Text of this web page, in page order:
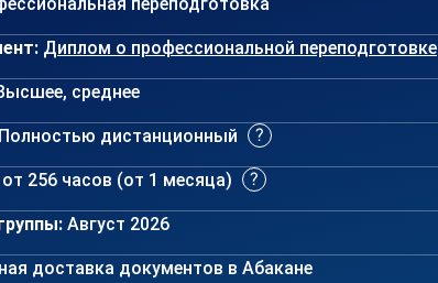
Диплом о профессиональной переподготовке
среднее
Полностью дистанционный
от 256 часов (от 1 месяца)
Август 2026
доставка документов в Абакане